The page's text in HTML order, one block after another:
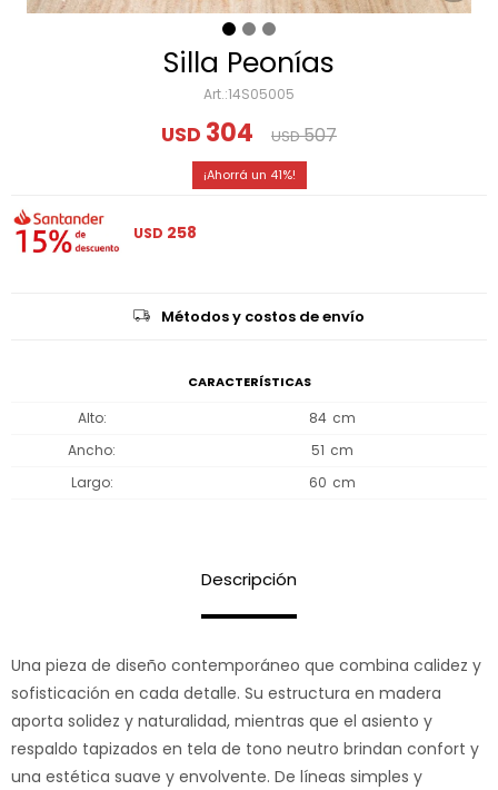
Silla Peonías
14S05005
USD 304 USD507
41
USD 258
Métodos y costos de envío
CARACTERÍSTICAS
Alto
84
Ancho
51
Largo
60
Descripción
Una pieza de diseño contemporáneo que combina calidez y
sofisticación en cada detalle. Su estructura en madera
aporta solidez y naturalidad, mientras que el asiento y
respaldo tapizados en tela de tono neutro brindan confort y
una estética suave y envolvente. De líneas simples y